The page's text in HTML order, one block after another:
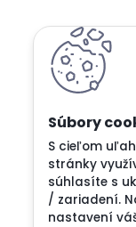
S cieľom
stránky
súhlasíte s
/ zariadení.
nastavení